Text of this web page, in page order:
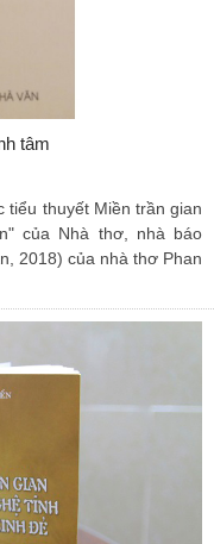
tâm
tiểu thuyết Miền trần gian
của Nhà thơ, nhà báo
2018) của nhà thơ Phan